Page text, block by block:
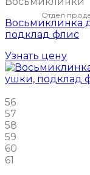
Отдел
Восьмиклинка
подклад флис
Узнать цену
56
57
58
59
60
61